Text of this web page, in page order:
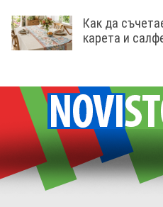
Как да
карета и